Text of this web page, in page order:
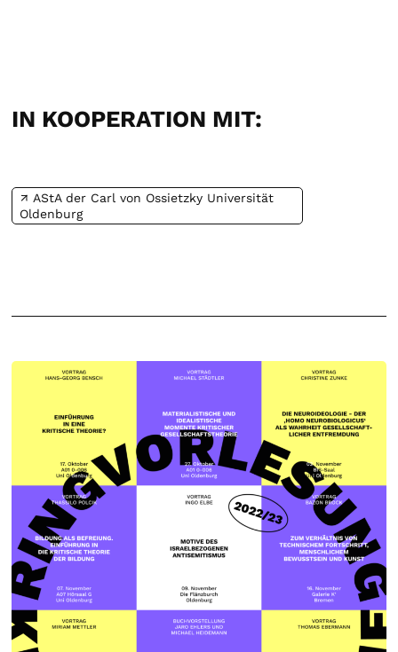
IN KOOPERATION MIT:
AStA der Carl von Ossietzky Universität
Oldenburg